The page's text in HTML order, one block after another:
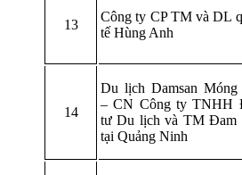
13
Công ty CP TM và DL
tế Hùng Anh
14
Du lịch Damsan Móng
– CN Công ty TNHH
tư Du lịch và TM Đam
tại Quảng Ninh